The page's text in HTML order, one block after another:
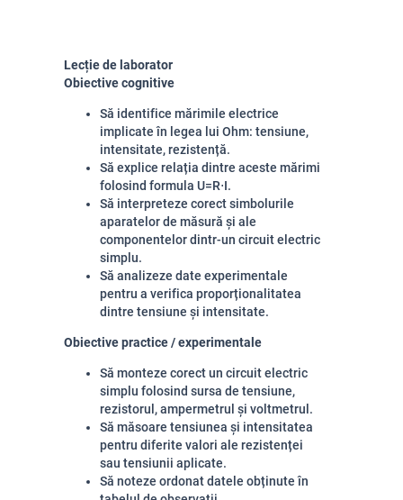
Lecție de laborator
Obiective cognitive
Să identifice mărimile electrice
implicate în legea lui Ohm: tensiune,
intensitate, rezistență.
Să explice relația dintre aceste mărimi
folosind formula U=R⋅I.
Să interpreteze corect simbolurile
aparatelor de măsură și ale
componentelor dintr-un circuit electric
simplu.
Să analizeze date experimentale
pentru a verifica proporționalitatea
dintre tensiune și intensitate.
Obiective practice / experimentale
Să monteze corect un circuit electric
simplu folosind sursa de tensiune,
rezistorul, ampermetrul și voltmetrul.
Să măsoare tensiunea și intensitatea
pentru diferite valori ale rezistenței
sau tensiunii aplicate.
Să noteze ordonat datele obținute în